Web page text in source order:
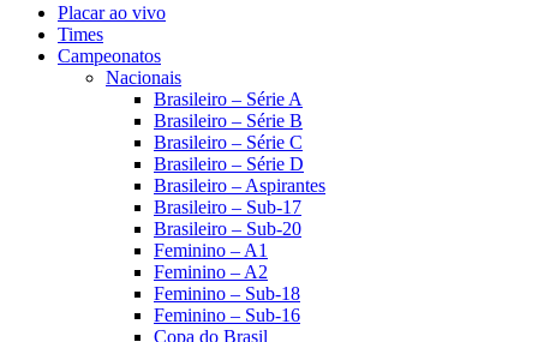
Placar ao vivo
Times
Campeonatos
Nacionais
Brasileiro – Série A
Brasileiro – Série B
Brasileiro – Série C
Brasileiro – Série D
Brasileiro – Aspirantes
Brasileiro – Sub-17
Brasileiro – Sub-20
Feminino – A1
Feminino – A2
Feminino – Sub-18
Feminino – Sub-16
Copa do Brasil